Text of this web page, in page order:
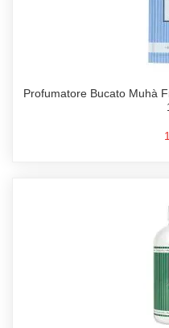
Profumatore Bucato Muhà